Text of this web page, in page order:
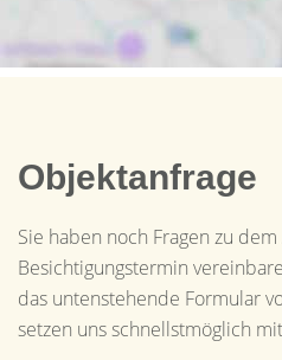
Objektanfrage
Sie haben noch Fragen zu
Besichtigungstermin
das untenstehende Formular
setzen uns schnellstmöglich